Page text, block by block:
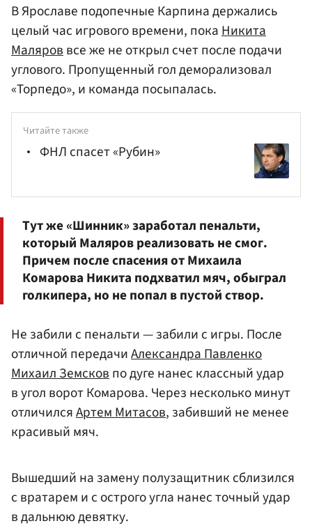
В Ярославе подопечные Карпина держались
целый час игрового времени, покаНикита
Маляроввсе же не открыл счет после подачи
углового. Пропущенный гол деморализовал
«Торпедо», и команда посыпалась.
Читайте также
ФНЛ спасет «Рубин»
Тут же «Шинник» заработал пенальти,
который Маляров реализовать не смог.
Причем после спасения от Михаила
Комарова Никита подхватил мяч, обыграл
голкипера, но не попал в пустой створ.
Не забили с пенальти — забили с игры. После
отличной передачиАлександра Павленко
Михаил Земсковпо дуге нанес классный удар
в угол ворот Комарова. Через несколько минут
отличилсяАртем Митасов, забивший не менее
красивый мяч.
Вышедший на замену полузащитник сблизился
с вратарем и с острого угла нанес точный удар
в дальнюю девятку.